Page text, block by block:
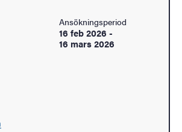
Ansökningsperiod
16 feb 2026 -
16 mars 2026